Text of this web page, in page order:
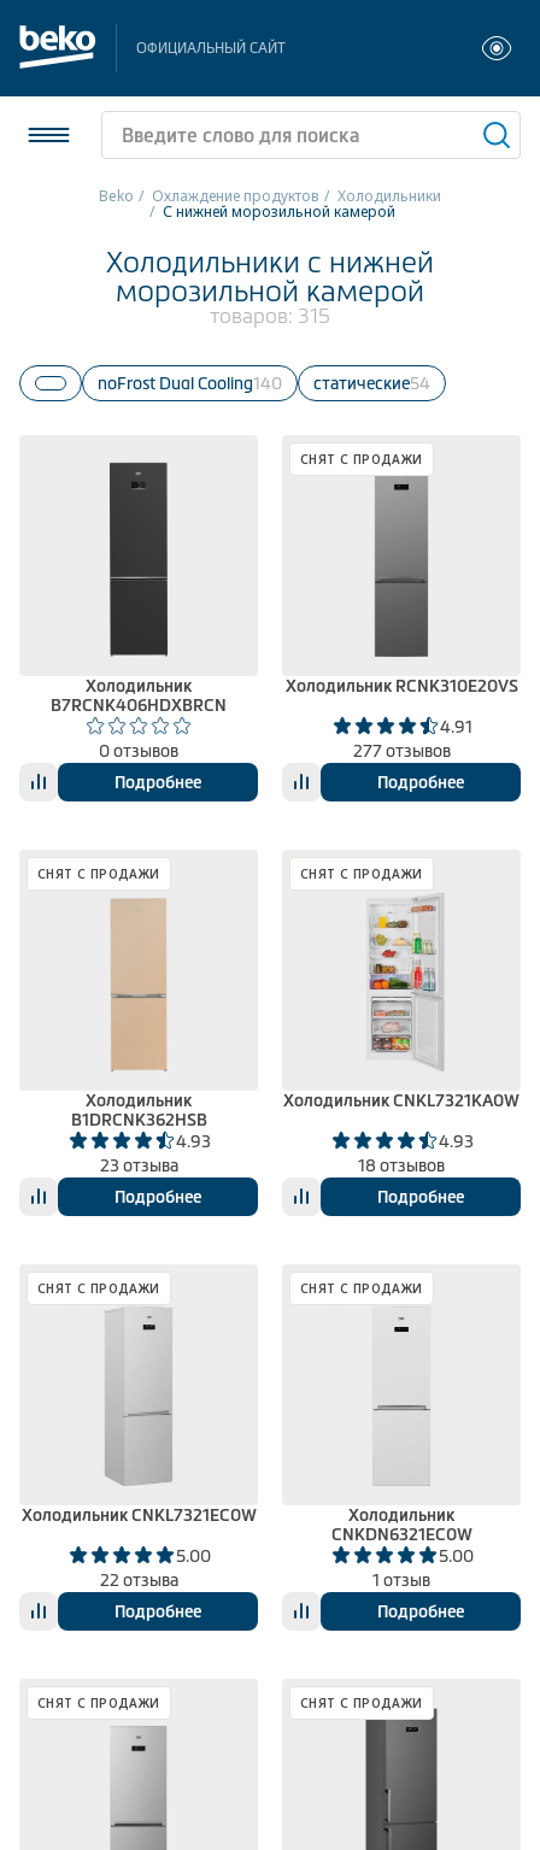
ОФИЦИАЛЬНЫЙ САЙТ
Стиральные и сушильные машины
Плиты
Сравнить 0
Beko Охлаждение продуктов Холодильники
С нижней морозильной камерой
Холодильники с нижней
морозильной камерой
товаров: 315
NoFrost Dual Cooling 140 Статические 54
Холодильник
B7RCNK406HDXBRCN
0 отзывов
Подробнее
СНЯТ С ПРОДАЖИ
Холодильник RCNK310E20VS
4.91
277 отзывов
Подробнее
СНЯТ С ПРОДАЖИ
Холодильник
B1DRCNK362HSB
4.93
23 отзыва
Подробнее
СНЯТ С ПРОДАЖИ
Холодильник CNKL7321KA0W
4.93
18 отзывов
Подробнее
СНЯТ С ПРОДАЖИ
Холодильник CNKL7321EC0W
5.00
22 отзыва
Подробнее
СНЯТ С ПРОДАЖИ
Холодильник
CNKDN6321EC0W
5.00
1 отзыв
Подробнее
СНЯТ С ПРОДАЖИ СНЯТ С ПРОДАЖИ